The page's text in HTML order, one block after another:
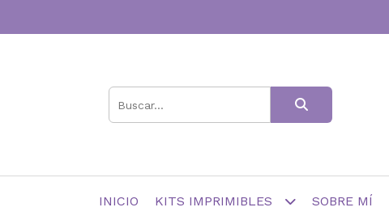
INICIO KITS IMPRIMIBLES SOBRE MÍ